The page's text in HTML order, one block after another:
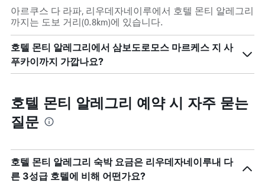
아르쿠스 다 라파, 리우데자네이루에서 호텔 몬티 알레그리
까지는 도보 거리(0.8km)에 있습니다.
호텔 몬티 알레그리에서 삼보도로모스 마르케스 지 사
푸카이까지 가깝나요?
호텔 몬티 알레그리 예약 시 자주 묻는
질문
호텔 몬티 알레그리 숙박 요금은 리우데자네이루내 다
른 3성급 호텔에 비해 어떤가요?